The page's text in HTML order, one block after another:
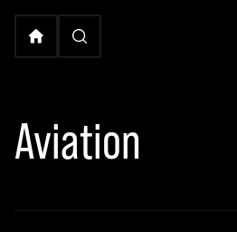
Aviation